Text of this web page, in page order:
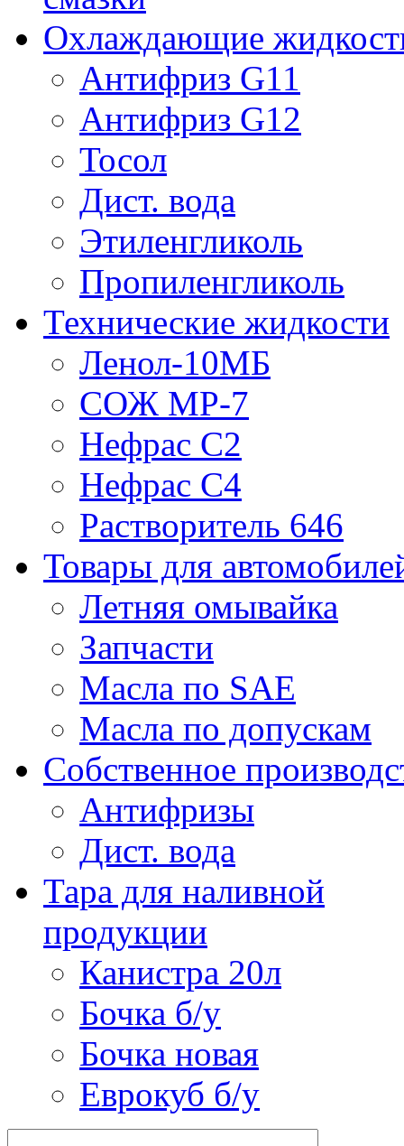
Охлаждающие
Антифриз G11
Антифриз G12
Тосол
Дист. вода
Этиленгликоль
Пропиленгликоль
Технические жидкости
Ленол-10МБ
СОЖ МР-7
Нефрас С2
Нефрас С4
Растворитель 646
Товары для
Летняя омывайка
Запчасти
Масла по SAE
Масла по допускам
Собственное
Антифризы
Дист. вода
Тара для наливной
продукции
Канистра 20л
Бочка б/у
Бочка новая
Еврокуб б/у